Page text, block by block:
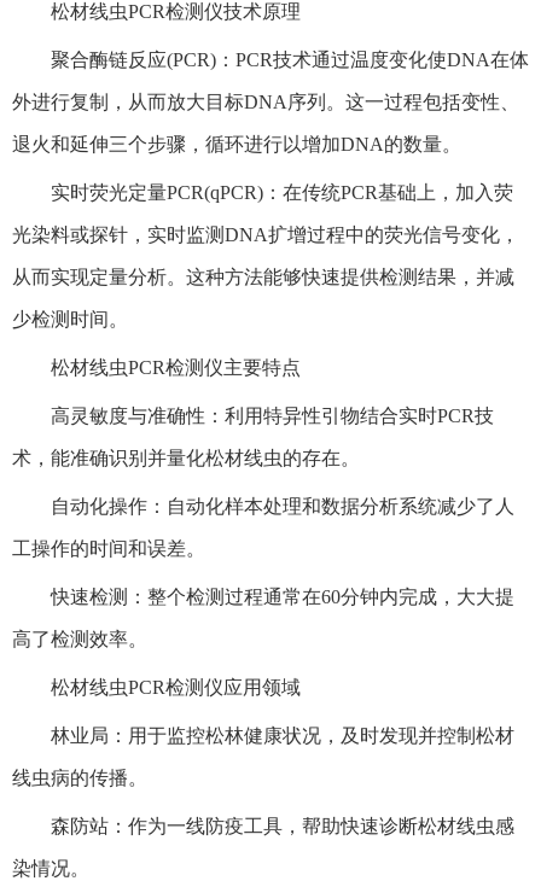
松材线虫PCR检测仪技术原理
聚合酶链反应(PCR)：PCR技术通过温度变化使DNA在体
外进行复制，从而放大目标DNA序列。这一过程包括变性、
退火和延伸三个步骤，循环进行以增加DNA的数量。
实时荧光定量PCR(qPCR)：在传统PCR基础上，加入荧
光染料或探针，实时监测DNA扩增过程中的荧光信号变化，
从而实现定量分析。这种方法能够快速提供检测结果，并减
少检测时间。
松材线虫PCR检测仪主要特点
高灵敏度与准确性：利用特异性引物结合实时PCR技
术，能准确识别并量化松材线虫的存在。
自动化操作：自动化样本处理和数据分析系统减少了人
工操作的时间和误差。
快速检测：整个检测过程通常在60分钟内完成，大大提
高了检测效率。
松材线虫PCR检测仪应用领域
林业局：用于监控松林健康状况，及时发现并控制松材
线虫病的传播。
森防站：作为一线防疫工具，帮助快速诊断松材线虫感
染情况。